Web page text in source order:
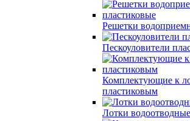
Решетки
Пескоуловители
Комплектующие к
пластиковым
Лотки